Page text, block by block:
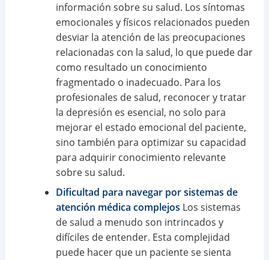
información sobre su salud. Los síntomas
emocionales y físicos relacionados pueden
desviar la atención de las preocupaciones
relacionadas con la salud, lo que puede dar
como resultado un conocimiento
fragmentado o inadecuado. Para los
profesionales de salud, reconocer y tratar
la depresión es esencial, no solo para
mejorar el estado emocional del paciente,
sino también para optimizar su capacidad
para adquirir conocimiento relevante
sobre su salud.
Dificultad para navegar por sistemas de
atención médica complejos Los sistemas
de salud a menudo son intrincados y
difíciles de entender. Esta complejidad
puede hacer que un paciente se sienta